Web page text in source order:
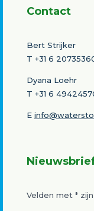
Contact
Bert Strijker
T +31 6
Dyana Loehr
T +31 6
E
Velden met *zijn